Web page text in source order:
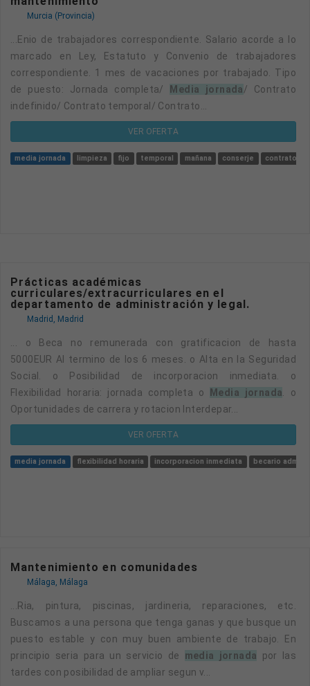
Murcia (Provincia)
...enio de trabajadores correspondiente. Salario acorde a lo
marcado en Ley, Estatuto y Convenio de trabajadores
correspondiente. 1 mes de vacaciones por trabajado. Tipo
de puesto: Jornada completa/
Media jornada/ Contrato
indefinido/ Contrato temporal/ Contrato...
VER OFERTA
media jornada limpieza fijo temporal mañana conserje contrato
Prácticas académicas
curriculares/extracurriculares en el
departamento de administración y legal.
Madrid, Madrid
... o Beca no remunerada con gratificacion de hasta
5000EUR Al termino de los 6 meses. o Alta en la Seguridad
Social. o Posibilidad de incorporacion inmediata. o
Flexibilidad horaria: jornada completa o
media jornada . o
Oportunidades de carrera y rotacion Interdepar...
VER OFERTA
media jornada flexibilidad horaria incorporacion inmediata becario
Mantenimiento en comunidades
Málaga, Málaga
...ria, pintura, piscinas, jardineria, reparaciones, etc.
Buscamos a una persona que tenga ganas y que busque un
puesto estable y con muy buen ambiente de trabajo. En
principio seria para un servicio de media jornada por las
tardes con posibilidad de ampliar segun v...